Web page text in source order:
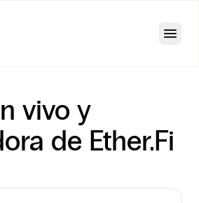
vivo y
de Ether.Fi